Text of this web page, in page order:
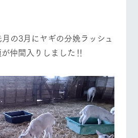
い
、
わ
わ
動物とふ
触れて、感じ
て、学ぶ。館ヶ
森の雄大な自然
なかで動物とふ
れあう
体験
ツリーハウスや
各種体験教室な
ど、楽しみなが
ら学べる様々な
アクティビティ
求
今日の牧場 牧場の楽しみ方
レストラン/BBQ フラワーガーデン
の3月にヤギの分娩ラッシュ
仲間入りしました‼